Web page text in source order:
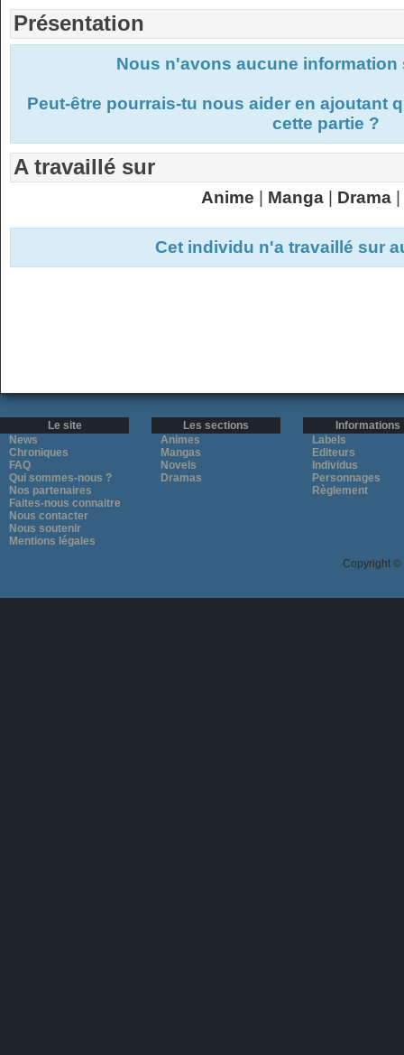
Présentation
Nous n'avons aucune
Peut-être pourrais-tu nous aider en ajoutant
cette partie ?
A travaillé sur
Anime Manga Drama
Cet individu n'a travaillé sur
Le site
News
Chroniques
FAQ
Qui sommes-nous ?
Nos partenaires
Faites-nous connaitre
Nous contacter
Nous soutenir
Mentions légales
Les sections
Animes
Mangas
Novels
Dramas
Informations
Labels
Editeurs
Individus
Personnages
Règlement
Copyright ©